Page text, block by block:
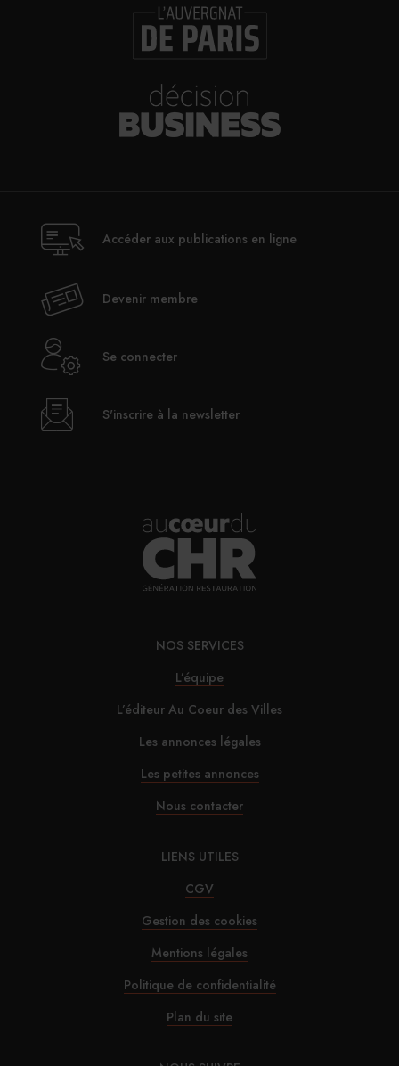
Accéder aux publications en ligne
Devenir membre
Se connecter
S'inscrire à la newsletter
NOS SERVICES
L’équipe
L’éditeur Au Coeur des Villes
Les annonces légales
Les petites annonces
Nous contacter
LIENS UTILES
CGV
Gestion des cookies
Mentions légales
Politique de confidentialité
Plan du site